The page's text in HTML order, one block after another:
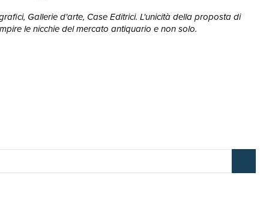
Gallerie d'arte, Case Editrici. L'unicità della proposta di
le nicchie del mercato antiquario e non solo.